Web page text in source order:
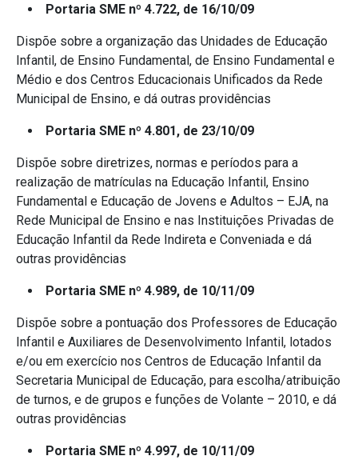
Portaria SME nº 4.722, de 16/10/09
Dispõe sobre a organização das Unidades de Educação
Infantil, de Ensino Fundamental, de Ensino Fundamental e
Médio e dos Centros Educacionais Unificados da Rede
Municipal de Ensino, e dá outras providências
Portaria SME nº 4.801, de 23/10/09
Dispõe sobre diretrizes, normas e períodos para a
realização de matrículas na Educação Infantil, Ensino
Fundamental e Educação de Jovens e Adultos – EJA, na
Rede Municipal de Ensino e nas Instituições Privadas de
Educação Infantil da Rede Indireta e Conveniada e dá
outras providências
Portaria SME nº 4.989, de 10/11/09
Dispõe sobre a pontuação dos Professores de Educação
Infantil e Auxiliares de Desenvolvimento Infantil, lotados
e/ou em exercício nos Centros de Educação Infantil da
Secretaria Municipal de Educação, para escolha/atribuição
de turnos, e de grupos e funções de Volante – 2010, e dá
outras providências
Portaria SME nº 4.997, de 10/11/09